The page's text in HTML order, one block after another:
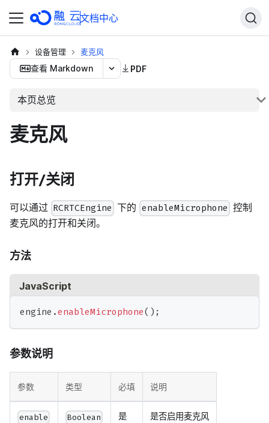
文档中心
设备管理 麦克风
查看 Markdown PDF
本页总览
麦克风
打开/关闭
可以通过 RCRTCEngine 下的 enableMicrophone 控制
麦克风的打开和关闭。
方法
JavaScript
engine .enableMicrophone( ) ;
参数说明
参数 类型 必填 说明
enable Boolean 是 是否启用麦克风